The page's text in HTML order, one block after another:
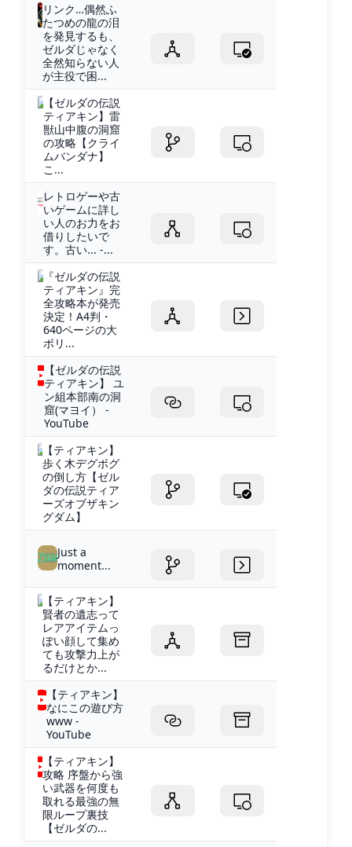
リンク…偶然ふ
たつめの龍の泪
を発見するも、
ゼルダじゃなく
全然知らない人
が主役で困...
【ゼルダの伝説
ティアキン】雷
獣山中腹の洞窟
の攻略【クライ
ムバンダナ】
こ...
レトロゲーや古
いゲームに詳し
い人のお力をお
借りしたいで
す。古い... -...
『ゼルダの伝説
ティアキン』完
全攻略本が発売
決定！A4判・
640ページの大
ボリ...
【ゼルダの伝説
ティアキン】 ユ
ン組本部南の洞
窟(マヨイ） -
YouTube
【ティアキン】
歩く木デグボグ
の倒し方【ゼル
ダの伝説ティア
ーズオブザキン
グダム】
Just a
moment...
【ティアキン】
賢者の遺志って
レアアイテムっ
ぽい顔して集め
ても攻撃力上が
るだけとか...
【ティアキン】
なにこの遊び方
www -
YouTube
【ティアキン】
攻略 序盤から強
い武器を何度も
取れる最強の無
限ループ裏技
【ゼルダの...